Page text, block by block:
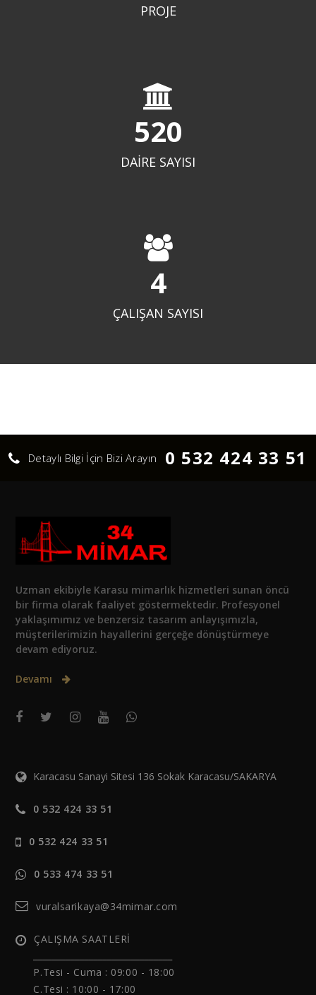
PROJE
580
DAİRE SAYISI
5
ÇALIŞAN SAYISI
Detaylı Bilgi İçin Bizi Arayın 0 532 424 33 51
Uzman ekibiyle Karasu mimarlık hizmetleri sunan öncü
bir firma olarak faaliyet göstermektedir. Profesyonel
yaklaşımımız ve benzersiz tasarım anlayışımızla,
müşterilerimizin hayallerini gerçeğe dönüştürmeye
devam ediyoruz.
Devamı
Karacasu Sanayi Sitesi 136 Sokak Karacasu/SAKARYA
0 532 424 33 51
0 532 424 33 51
0 533 474 33 51
vuralsarikaya@34mimar.com
ÇALIŞMA SAATLERİ
P.Tesi - Cuma : 09:00 - 18:00
C.Tesi : 10:00 - 17:00